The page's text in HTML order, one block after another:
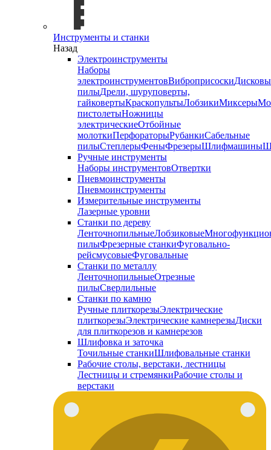
Инструменты и станки
Назад
Электроинструменты
Наборы
электроинструментовВиброприсоски
пилыДрели, шуруповерты,
гайковертыКраскопультыЛобзикиМиксеры
пистолетыНожницы
электрическиеОтбойные
молоткиПерфораторыРубанкиСабельные
пилыСтеплерыФеныФрезерыШлифмашины
Ручные инструменты
Наборы инструментовОтвертки
Пневмоинструменты
Пневмоинструменты
Измерительные инструменты
Лазерные уровни
Станки по дереву
ЛенточнопильныеЛобзиковые
пилыФрезерные станкиФуговально-
рейсмусовыеФуговальные
Станки по металлу
ЛенточнопильныеОтрезные
пилыСверлильные
Станки по камню
Ручные плиткорезыЭлектрические
плиткорезыЭлектрические камнерезыДиски
для плиткорезов и камнерезов
Шлифовка и заточка
Точильные станкиШлифовальные станки
Рабочие столы, верстаки, лестницы
Лестницы и стремянкиРабочие столы и
верстаки